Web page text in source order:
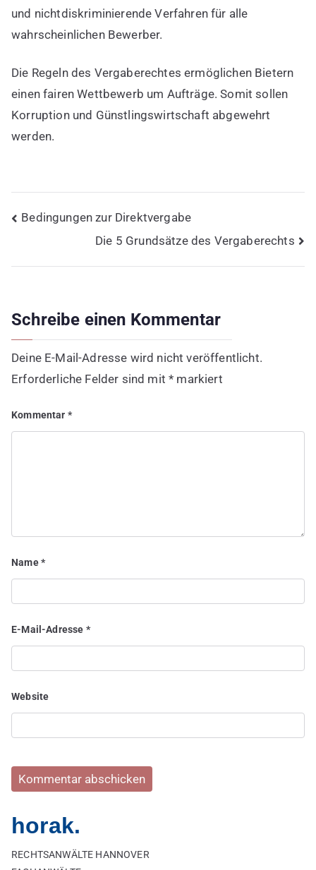
und nichtdiskriminierende Verfahren für alle
wahrscheinlichen Bewerber.
Die Regeln des Vergaberechtes ermöglichen Bietern
einen fairen Wettbewerb um Aufträge. Somit sollen
Korruption und Günstlingswirtschaft abgewehrt
werden.
Beitragsnavigation
Bedingungen zur Direktvergabe
Die 5 Grundsätze des Vergaberechts
Schreibe einen Kommentar
Deine E-Mail-Adresse wird nicht veröffentlicht.
Erforderliche Felder sind mit* markiert
Kommentar *
Name*
E-Mail-Adresse *
Website
horak.
RECHTSANWÄLTE HANNOVER